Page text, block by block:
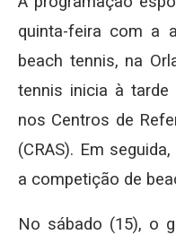
quinta-feira com a
beach tennis, na
tennis inicia à
nos Centros de
(CRAS). Em
a competição de
No sábado (15), o